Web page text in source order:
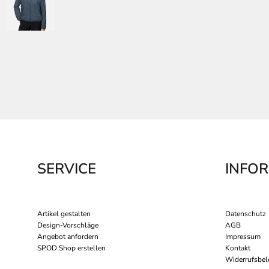
SERVICE
Artikel gestalten
Design-Vorschläge
Angebot anfordern
SPOD Shop erstellen
Datenschutz
AGB
Impressum
Kontakt